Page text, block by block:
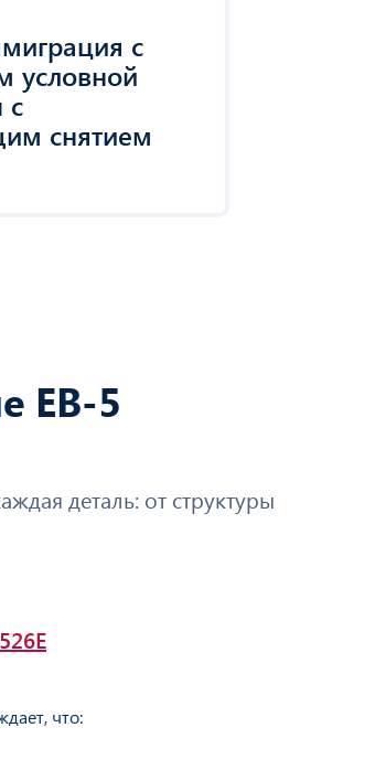
с
условной
с
снятием
EB-5
деталь: от структуры
что: